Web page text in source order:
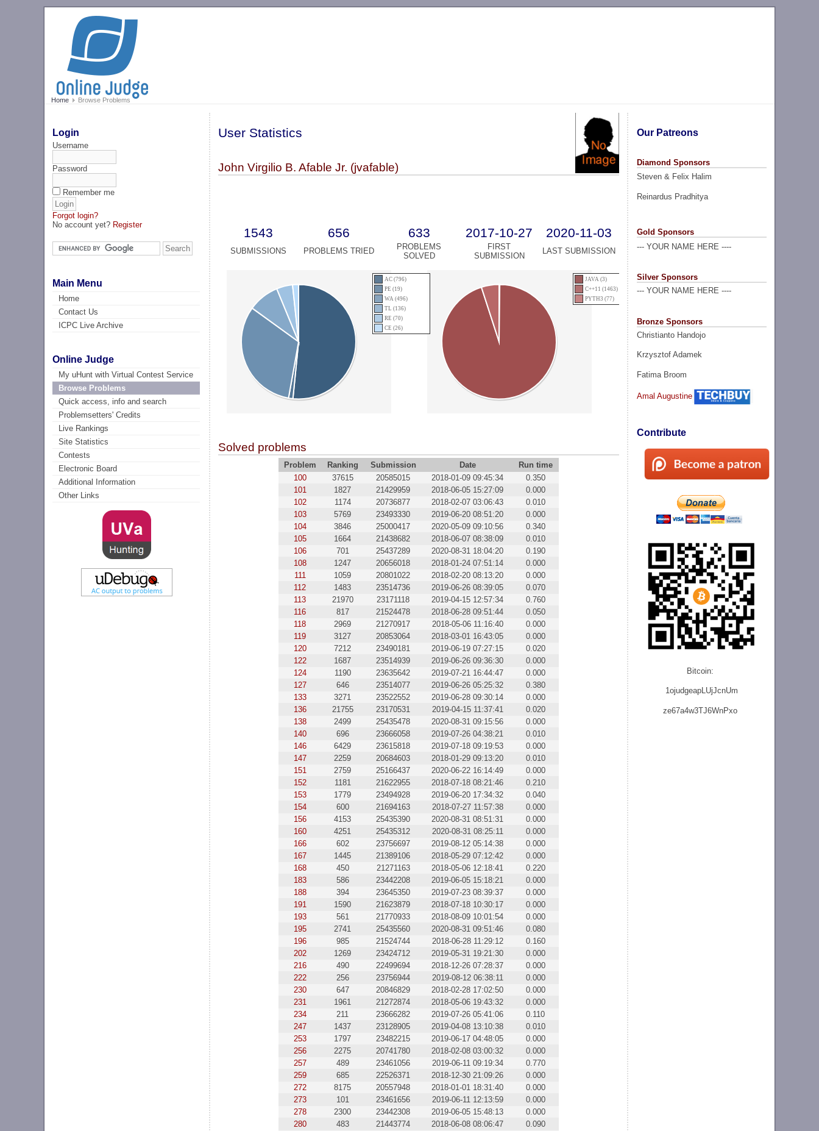
Home Browse Problems
Login
Username
Password
Remember me
Forgot login?
No account yet? Register
Main Menu
Home
Contact Us
ICPC Live Archive
Online Judge
My uHunt with Virtual Contest Service
Browse Problems
Quick access, info and search
Problemsetters' Credits
Live Rankings
Site Statistics
Contests
Electronic Board
Additional Information
Other Links
Our Patreons
Diamond Sponsors
Steven & Felix Halim
Reinardus Pradhitya
Gold Sponsors
--- YOUR NAME HERE ----
Silver Sponsors
--- YOUR NAME HERE ----
Bronze Sponsors
Christianto Handojo
Krzysztof Adamek
Fatima Broom
Amal Augustine
Contribute
Bitcoin:
1ojudgeapLUjJcnUm
ze67a4w3TJ6WnPxo
User Statistics
John Virgilio B. Afable Jr. (jvafable)
1543 656 633 2017-10-27 2020-11-03
SUBMISSIONS PROBLEMS TRIED
PROBLEMS
SOLVED
FIRST
SUBMISSION
LAST SUBMISSION
AC (796)
PE (19)
WA (496)
TL (136)
RE (70)
CE (26)
JAVA (3)
C++11 (1463)
PYTH3 (77)
Solved problems
Problem Ranking Submission Date
Run time
100
37615 20585015 2018-01-09 09:45:34
0.350
101
1827 21429959 2018-06-05 15:27:09
0.000
102
1174 20736877 2018-02-07 03:06:43
0.010
103
5769 23493330 2019-06-20 08:51:20
0.000
104
3846 25000417 2020-05-09 09:10:56
0.340
105
1664 21438682 2018-06-07 08:38:09
0.010
106
701 25437289 2020-08-31 18:04:20
0.190
108
1247 20656018 2018-01-24 07:51:14
0.000
111
1059 20801022 2018-02-20 08:13:20
0.000
112
1483 23514736 2019-06-26 08:39:05
0.070
113
21970 23171118 2019-04-15 12:57:34
0.760
116
817 21524478 2018-06-28 09:51:44
0.050
118
2969 21270917 2018-05-06 11:16:40
0.000
119
3127 20853064 2018-03-01 16:43:05
0.000
120
7212 23490181 2019-06-19 07:27:15
0.020
122
1687 23514939 2019-06-26 09:36:30
0.000
124
1190 23635642 2019-07-21 16:44:47
0.000
127
646 23514077 2019-06-26 05:25:32
0.380
133
3271 23522552 2019-06-28 09:30:14
0.000
136
21755 23170531 2019-04-15 11:37:41
0.020
138
2499 25435478 2020-08-31 09:15:56
0.000
140
696 23666058 2019-07-26 04:38:21
0.010
146
6429 23615818 2019-07-18 09:19:53
0.000
147
2259 20684603 2018-01-29 09:13:20
0.010
151
2759 25166437 2020-06-22 16:14:49
0.000
152
1181 21622955 2018-07-18 08:21:46
0.210
153
1779 23494928 2019-06-20 17:34:32
0.040
154
600 21694163 2018-07-27 11:57:38
0.000
156
4153 25435390 2020-08-31 08:51:31
0.000
160
4251 25435312 2020-08-31 08:25:11
0.000
166
602 23756697 2019-08-12 05:14:38
0.000
167
1445 21389106 2018-05-29 07:12:42
0.000
168
450 21271163 2018-05-06 12:18:41
0.220
183
586 23442208 2019-06-05 15:18:21
0.000
188
394 23645350 2019-07-23 08:39:37
0.000
191
1590 21623879 2018-07-18 10:30:17
0.000
193
561 21770933 2018-08-09 10:01:54
0.000
195
2741 25435560 2020-08-31 09:51:46
0.080
196
985 21524744 2018-06-28 11:29:12
0.160
202
1269 23424712 2019-05-31 19:21:30
0.000
216
490 22499694 2018-12-26 07:28:37
0.000
222
256 23756944 2019-08-12 06:38:11
0.000
230
647 20846829 2018-02-28 17:02:50
0.000
231
1961 21272874 2018-05-06 19:43:32
0.000
234
211 23666282 2019-07-26 05:41:06
0.110
247
1437 23128905 2019-04-08 13:10:38
0.010
253
1797 23482215 2019-06-17 04:48:05
0.000
256
2275 20741780 2018-02-08 03:00:32
0.000
257
489 23461056 2019-06-11 09:19:34
0.770
259
685 22526371 2018-12-30 21:09:26
0.000
272
8175 20557948 2018-01-01 18:31:40
0.000
273
101 23461656 2019-06-11 12:13:59
0.000
278
2300 23442308 2019-06-05 15:48:13
0.000
280
483 21443774 2018-06-08 08:06:47
0.090